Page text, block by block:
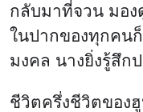
กลับมาที่จวน มอง
ในปากของทุกคน
มงคล นางยิ่งรู้สึก
ชีวิตครึ่งชีวิตของ